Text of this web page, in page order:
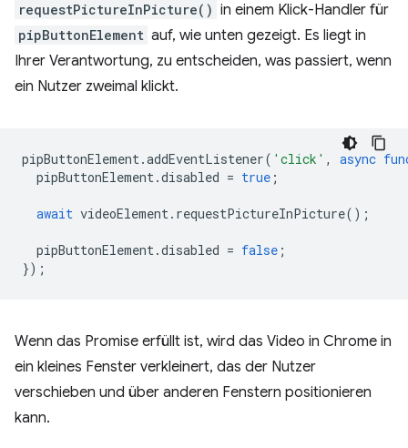
requestPictureInPicture() in einem Klick-Handler für
pipButtonElement auf, wie unten gezeigt. Es liegt in
Ihrer Verantwortung, zu entscheiden, was passiert, wenn
ein Nutzer zweimal klickt.
pipButtonElement.addEventListener( 'click' , async
pipButtonElement.disabled = true ;
await videoElement. requestPictureInPicture();
pipButtonElement.disabled = false ;
});
Wenn das Promise erfüllt ist, wird das Video in Chrome in
ein kleines Fenster verkleinert, das der Nutzer
verschieben und über anderen Fenstern positionieren
kann.